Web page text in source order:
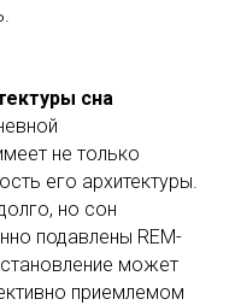
сна
не только
его архитектуры.
но сон
подавлены REM-
может
приемлемом